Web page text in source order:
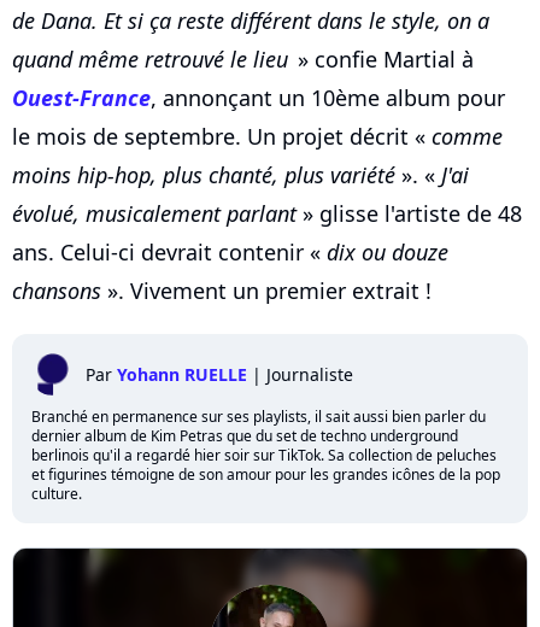
de Dana. Et si ça reste différent dans le style, on a
quand même retrouvé le lieu » confie Martial à
Ouest-France, annonçant un 10ème album pour
le mois de septembre. Un projet décrit « comme
moins hip-hop, plus chanté, plus variété ». « J'ai
évolué, musicalement parlant» glisse l'artiste de 48
ans. Celui-ci devrait contenir « dix ou douze
chansons ». Vivement un premier extrait !
Par Yohann RUELLE | Journaliste
Branché en permanence sur ses playlists, il sait aussi bien parler du
dernier album de Kim Petras que du set de techno underground
berlinois qu'il a regardé hier soir sur TikTok. Sa collection de peluches
et figurines témoigne de son amour pour les grandes icônes de la pop
culture.